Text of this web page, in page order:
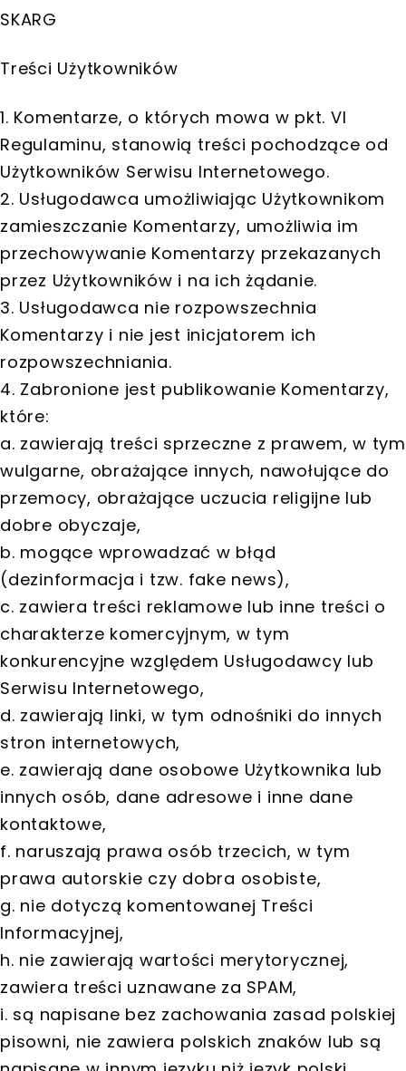
SKARG
Treści Użytkowników
1. Komentarze, o których mowa w pkt. VI
Regulaminu, stanowią treści pochodzące od
Użytkowników Serwisu Internetowego.
2. Usługodawca umożliwiając Użytkownikom
zamieszczanie Komentarzy, umożliwia im
przechowywanie Komentarzy przekazanych
przez Użytkowników i na ich żądanie.
3. Usługodawca nie rozpowszechnia
Komentarzy i nie jest inicjatorem ich
rozpowszechniania.
4. Zabronione jest publikowanie Komentarzy,
które:
a. zawierają treści sprzeczne z prawem, w tym
wulgarne, obrażające innych, nawołujące do
przemocy, obrażające uczucia religijne lub
dobre obyczaje,
b. mogące wprowadzać w błąd
(dezinformacja i tzw. fake news),
c. zawiera treści reklamowe lub inne treści o
charakterze komercyjnym, w tym
konkurencyjne względem Usługodawcy lub
Serwisu Internetowego,
d. zawierają linki, w tym odnośniki do innych
stron internetowych,
e. zawierają dane osobowe Użytkownika lub
innych osób, dane adresowe i inne dane
kontaktowe,
f. naruszają prawa osób trzecich, w tym
prawa autorskie czy dobra osobiste,
g. nie dotyczą komentowanej Treści
Informacyjnej,
h. nie zawierają wartości merytorycznej,
zawiera treści uznawane za SPAM,
i. są napisane bez zachowania zasad polskiej
pisowni, nie zawiera polskich znaków lub są